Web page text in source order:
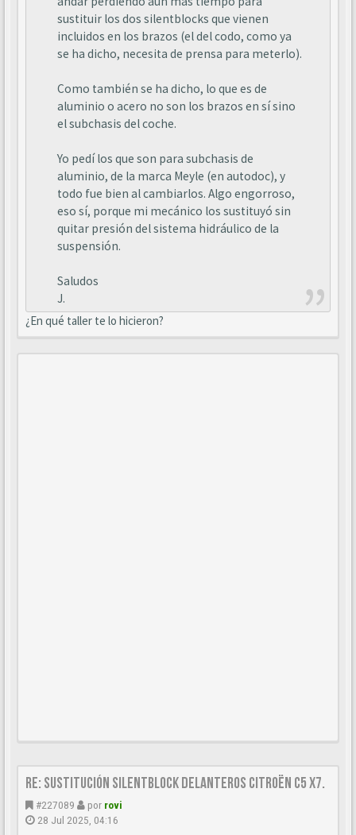
sustituir los dos silentblocks que vienen
incluidos en los brazos (el del codo, como ya
se ha dicho, necesita de prensa para meterlo).
Como también se ha dicho, lo que es de
aluminio o acero no son los brazos en sí sino
el subchasis del coche.
Yo pedí los que son para subchasis de
aluminio, de la marca Meyle (en autodoc), y
todo fue bien al cambiarlos. Algo engorroso,
eso sí, porque mi mecánico los sustituyó sin
quitar presión del sistema hidráulico de la
suspensión.
Saludos
J.
¿En qué taller te lo hicieron?
Re: Sustitución SILENTBLOCK delanteros Citroën C5 X7.
#227089 por rovi
28 Jul 2025, 04:16